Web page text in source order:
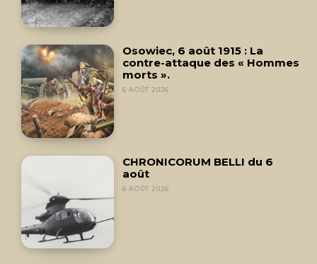
Osowiec, 6 août 1915 : La
contre-attaque des « Hommes
morts ».
6 AOÛT 2026
CHRONICORUM BELLI du 6
août
6 AOÛT 2026